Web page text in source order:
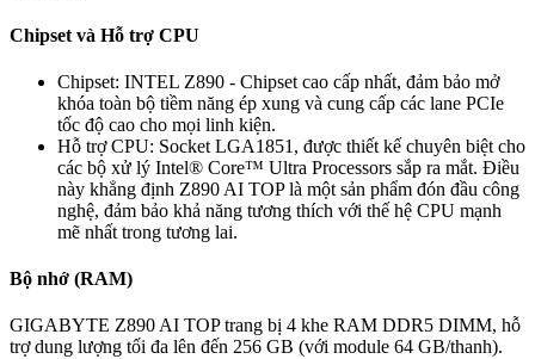
Chipset và Hỗ trợ CPU
Chipset: INTEL Z890 - Chipset cao cấp nhất, đảm bảo mở
khóa toàn bộ tiềm năng ép xung và cung cấp các lane PCIe
tốc độ cao cho mọi linh kiện.
Hỗ trợ CPU: Socket LGA1851, được thiết kế chuyên biệt cho
các bộ xử lý Intel® Core™ Ultra Processors sắp ra mắt. Điều
này khẳng định Z890 AI TOP là một sản phẩm đón đầu công
nghệ, đảm bảo khả năng tương thích với thế hệ CPU mạnh
mẽ nhất trong tương lai.
Bộ nhớ (RAM)
GIGABYTE Z890 AI TOP trang bị 4 khe RAM DDR5 DIMM, hỗ
trợ dung lượng tối đa lên đến 256 GB (với module 64 GB/thanh).